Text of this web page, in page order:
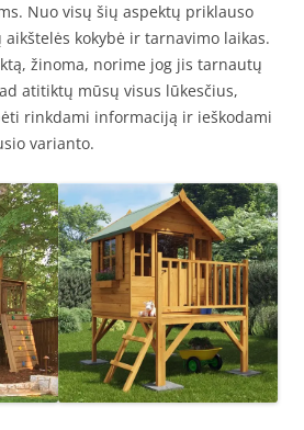
Nuo visų šių aspektų priklauso
kokybė ir tarnavimo laikas.
žinoma, norime jog jis tarnautų
atitiktų mūsų visus lūkesčius,
rinkdami informaciją ir ieškodami
varianto.